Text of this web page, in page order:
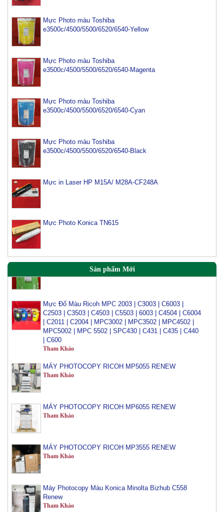
Mực Photo màu Toshiba
e3500c/4500/5500/6520/6540-Yellow
Mực Photo màu Toshiba
e3500c/4500/5500/6520/6540-Magenta
Mực Photo màu Toshiba
e3500c/4500/5500/6520/6540-Cyan
Mực Photo màu Toshiba
e3500c/4500/5500/6520/6540-Black
Mực in Laser HP M15A/ M28A-CF248A
Mực Photo Konica TN615
Sản phẩm Mới
3554SP
Tham Khảo
Tham Khảo
C2503 | C3503 | C4503 | C5503 | 6003 | C4504 | C6004
| C2011 | C2004 | MPC3002 | MPC3502 | MPC4502 |
MPC5002 | MPC 5502 | SPC430 | C431 | C435 | C440
| C600
Tham Khảo
Tham Khảo
Tham Khảo
Tham Khảo
Renew
Tham Khảo